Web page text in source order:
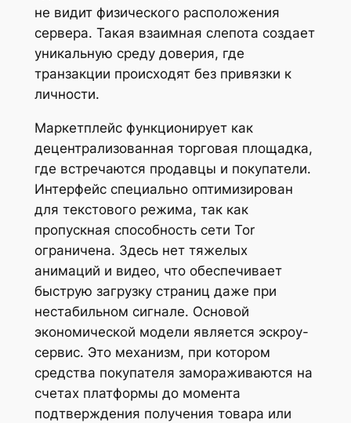
не видит физического расположения
сервера. Такая взаимная слепота создает
уникальную среду доверия, где
транзакции происходят без привязки к
личности.
Маркетплейс функционирует как
децентрализованная торговая площадка,
где встречаются продавцы и покупатели.
Интерфейс специально оптимизирован
для текстового режима, так как
пропускная способность сети Tor
ограничена. Здесь нет тяжелых
анимаций и видео, что обеспечивает
быструю загрузку страниц даже при
нестабильном сигнале. Основой
экономической модели является эскроу-
сервис. Это механизм, при котором
средства покупателя замораживаются на
счетах платформы до момента
подтверждения получения товара или